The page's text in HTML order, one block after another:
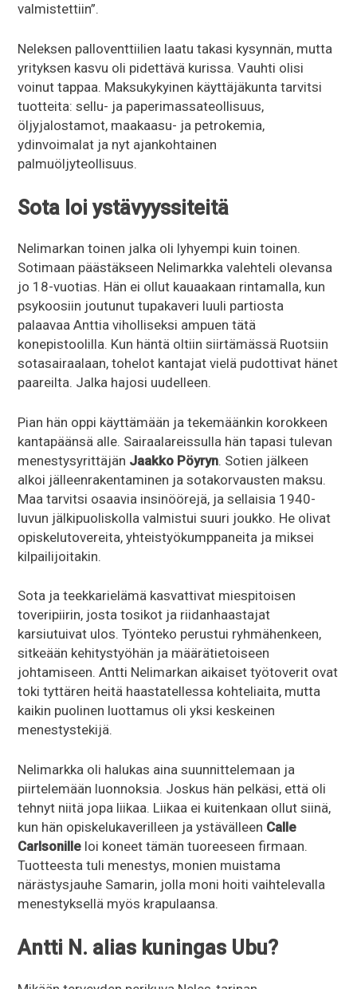
valmistettiin”.
Neleksen palloventtiilien laatu takasi kysynnän, mutta
yrityksen kasvu oli pidettävä kurissa. Vauhti olisi
voinut tappaa. Maksukykyinen käyttäjäkunta tarvitsi
tuotteita: sellu- ja paperimassateollisuus,
öljyjalostamot, maakaasu- ja petrokemia,
ydinvoimalat ja nyt ajankohtainen
palmuöljyteollisuus.
Sota loi ystävyyssiteitä
Nelimarkan toinen jalka oli lyhyempi kuin toinen.
Sotimaan päästäkseen Nelimarkka valehteli olevansa
jo 18-vuotias. Hän ei ollut kauaakaan rintamalla, kun
psykoosiin joutunut tupakaveri luuli partiosta
palaavaa Anttia viholliseksi ampuen tätä
konepistoolilla. Kun häntä oltiin siirtämässä Ruotsiin
sotasairaalaan, tohelot kantajat vielä pudottivat hänet
paareilta. Jalka hajosi uudelleen.
Pian hän oppi käyttämään ja tekemäänkin korokkeen
kantapäänsä alle. Sairaalareissulla hän tapasi tulevan
menestysyrittäjän Jaakko Pöyryn. Sotien jälkeen
alkoi jälleenrakentaminen ja sotakorvausten maksu.
Maa tarvitsi osaavia insinöörejä, ja sellaisia 1940-
luvun jälkipuoliskolla valmistui suuri joukko. He olivat
opiskelutovereita, yhteistyökumppaneita ja miksei
kilpailijoitakin.
Sota ja teekkarielämä kasvattivat miespitoisen
toveripiirin, josta tosikot ja riidanhaastajat
karsiutuivat ulos. Työnteko perustui ryhmähenkeen,
sitkeään kehitystyöhän ja määrätietoiseen
johtamiseen. Antti Nelimarkan aikaiset työtoverit ovat
toki tyttären heitä haastatellessa kohteliaita, mutta
kaikin puolinen luottamus oli yksi keskeinen
menestystekijä.
Nelimarkka oli halukas aina suunnittelemaan ja
piirtelemään luonnoksia. Joskus hän pelkäsi, että oli
tehnyt niitä jopa liikaa. Liikaa ei kuitenkaan ollut siinä,
kun hän opiskelukaverilleen ja ystävälleen Calle
Carlsonille loi koneet tämän tuoreeseen firmaan.
Tuotteesta tuli menestys, monien muistama
närästysjauhe Samarin, jolla moni hoiti vaihtelevalla
menestyksellä myös krapulaansa.
Antti N. alias kuningas Ubu?